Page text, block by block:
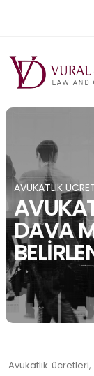
AVUKATLIK
DAVA
Avukatlık